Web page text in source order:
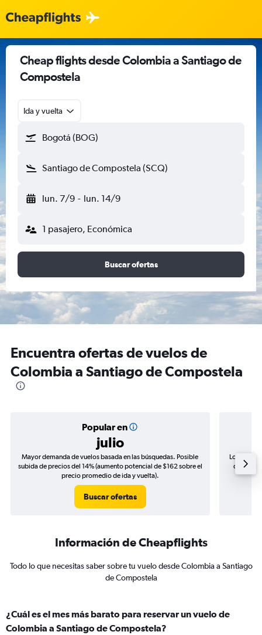
Cheap flights desde Colombia a Santiago de
Compostela
Ida y vuelta
Bogotá (BOG)
Santiago de Compostela (SCQ)
lun. 7/9 - lun. 14/9
1 pasajero, Económica
Buscar ofertas
Encuentra ofertas de vuelos de
Colombia a Santiago de Compostela
Popular en
julio
Mayor demanda de vuelos basada en las búsquedas. Posible
subida de precios del 14% (aumento potencial de $162 sobre el
precio promedio de ida y vuelta).
Buscar ofertas
Los
de
Información de Cheapflights
Todo lo que necesitas saber sobre tu vuelo desde Colombia a Santiago
de Compostela
¿Cuál es el mes más barato para reservar un vuelo de
Colombia a Santiago de Compostela?